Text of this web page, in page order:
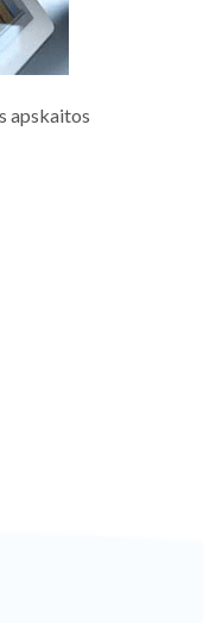
apskaitos